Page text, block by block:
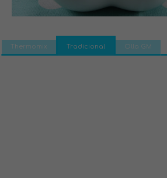
Thermomix Tradicional Olla GM